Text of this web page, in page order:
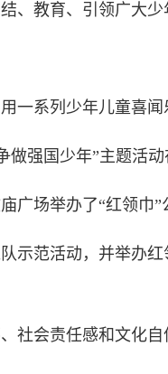
、教育、引领广大
系列少年儿童喜闻
强国少年”主题活动
场举办了“红领巾”
范活动，并举办红
会责任感和文化自